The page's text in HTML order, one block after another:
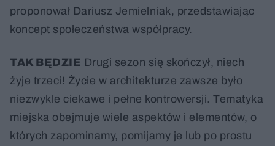
proponował Dariusz Jemielniak, przedstawiając
koncept społeczeństwa współpracy.
TAK BĘDZIE Drugi sezon się skończył, niech
żyje trzeci! Życie w architekturze zawsze było
niezwykle ciekawe i pełne kontrowersji. Tematyka
miejska obejmuje wiele aspektów i elementów, o
których zapominamy, pomijamy je lub po prostu